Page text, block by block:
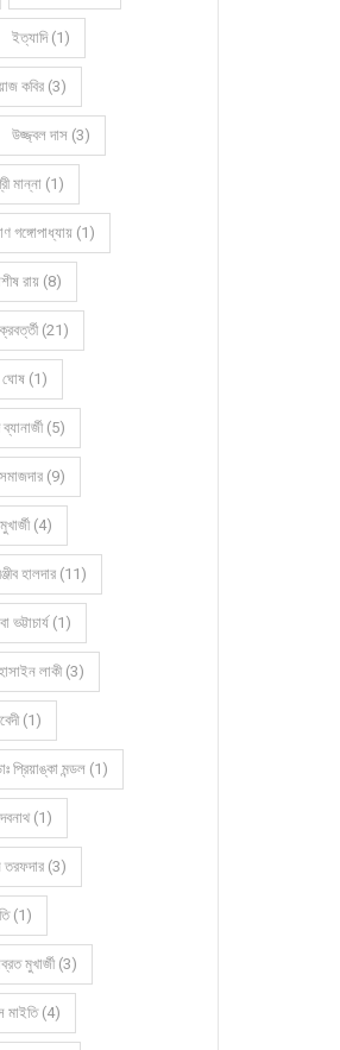
ইত্যাদি (1)
কবির (3)
উজ্জ্বল দাস (3)
মান্না (1)
গঙ্গোপাধ্যায় (1)
রায় (8)
(21)
ঘোষ (1)
ব্যানার্জী (5)
(9)
মুখার্জী (4)
হালদার (11)
ভট্টাচার্য (1)
লাকী (3)
(1)
প্রিয়াঙ্কা মন্ডল (1)
(1)
তরফদার (3)
(1)
মুখার্জী (3)
মাইতি (4)